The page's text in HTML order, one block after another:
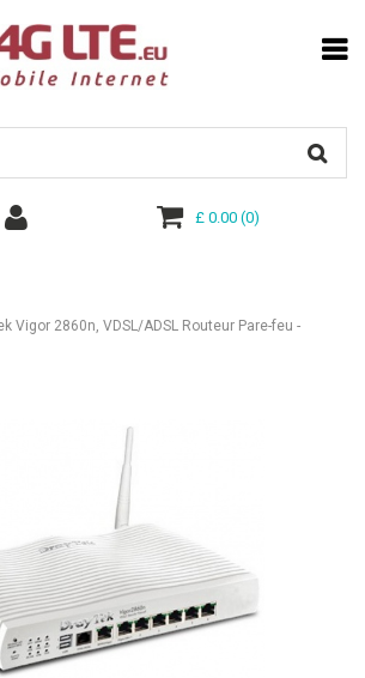
£ 0.00(0)
Vigor 2860n, VDSL/ADSL Routeur Pare-feu -